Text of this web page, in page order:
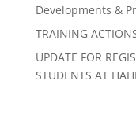
Developments &
TRAINING
UPDATE FOR
STUDENTS AT